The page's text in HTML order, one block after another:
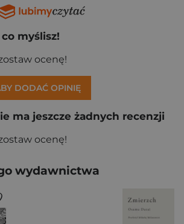
myślisz!
ocenę!
DODAĆ OPINIĘ
ma jeszcze żadnych recenzji
ocenę!
wydawnictwa